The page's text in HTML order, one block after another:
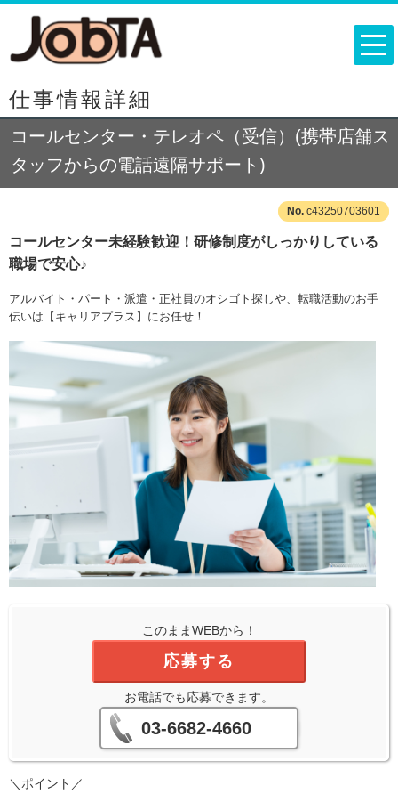
仕事情報詳細
コールセンター・テレオペ（受信）(携帯店舗ス
タッフからの電話遠隔サポート)
c43250703601
コールセンター未経験歓迎！研修制度がしっかりしている
職場で安心♪
アルバイト・パート・派遣・正社員のオシゴト探しや、転職活動のお手
伝いは【キャリアプラス】にお任せ！
このままWEBから！
応募する
お電話でも応募できます。
03-6682-4660
＼ポイント／